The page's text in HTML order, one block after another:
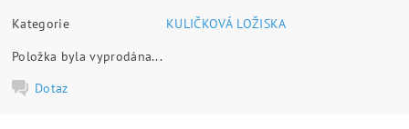
Kategorie
KULIČKOVÁ LOŽISKA
Položka byla vyprodána...
Dotaz